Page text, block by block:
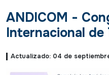
ANDICOM -
Internacional de
Actualizado: 04 de